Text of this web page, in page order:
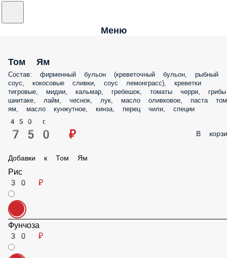
Меню
Том Ям
Состав: фирменный бульон (креветочный бульон, рыбный
соус, кокосовые сливки, соус лемонграсс), креветки
тигровые, мидии, кальмар, гребешок, томаты черри, грибы
шиитаке, лайм, чеснок, лук, масло оливковое, паста том
ям, масло кунжутное, кинза, перец чили, специи
450 г.
750 ₽ В
Добавки к Том Ям
Рис
30 ₽
Фунчоза
30 ₽